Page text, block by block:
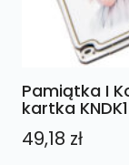
Pamiątka I
kartka KNDK1
49,18 zł